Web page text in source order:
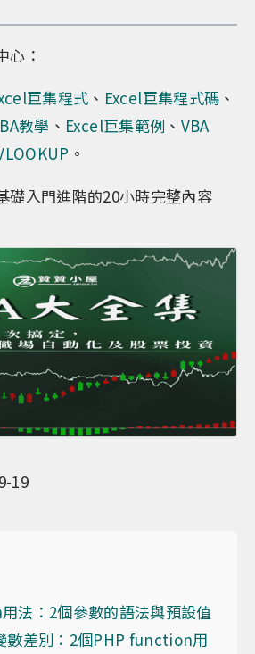
心：
巨集程式 、 Excel巨集程式碼 、
教學 、 Excel巨集範例 、 VBA
。
礎入門進階的20小時完整內容
19
法：2個參數的語法與預設值
數差別：2個PHP function用